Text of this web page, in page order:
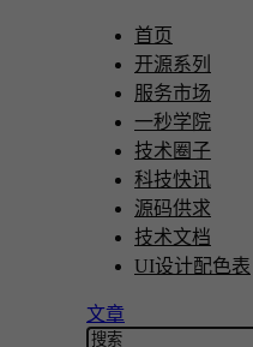
首页
开源系列
服务市场
一秒学院
技术圈子
科技快讯
源码供求
技术文档
UI设计配色表
文章